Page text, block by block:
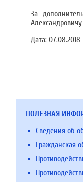
За
Дата: 07.08.2018
ПОЛЕЗНАЯ
Сведения об
Гражданская